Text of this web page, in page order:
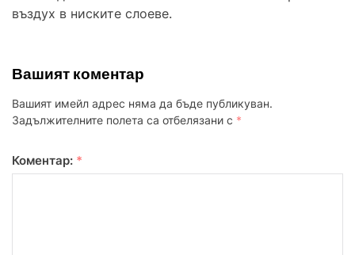
въздух в ниските слоеве.
Вашият коментар
Вашият имейл адрес няма да бъде публикуван.
Задължителните полета са отбелязани с *
Коментар: *